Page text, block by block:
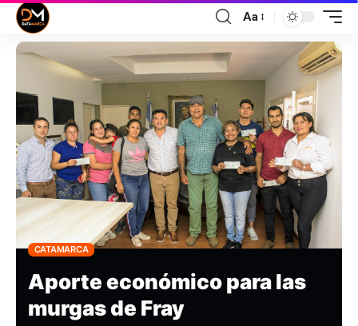
Aa
CATAMARCA
Aporte económico para las
murgas de Fray